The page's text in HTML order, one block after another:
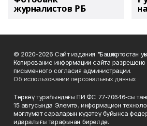
журналистов РБ
© 2020-2026 Сайт издания "Башҡортостан
Копирование информации сайта разрешено
письменного согласия администрации.
Об использовании персональных данных
Теркәү тураһындағы ПИ ФС 77‑70646‑сы
15 авгусында Элемтә, информацион
мәғлүмәт сараларын күҙәтеү буйынса
идаралығы тарафынан бирелде.